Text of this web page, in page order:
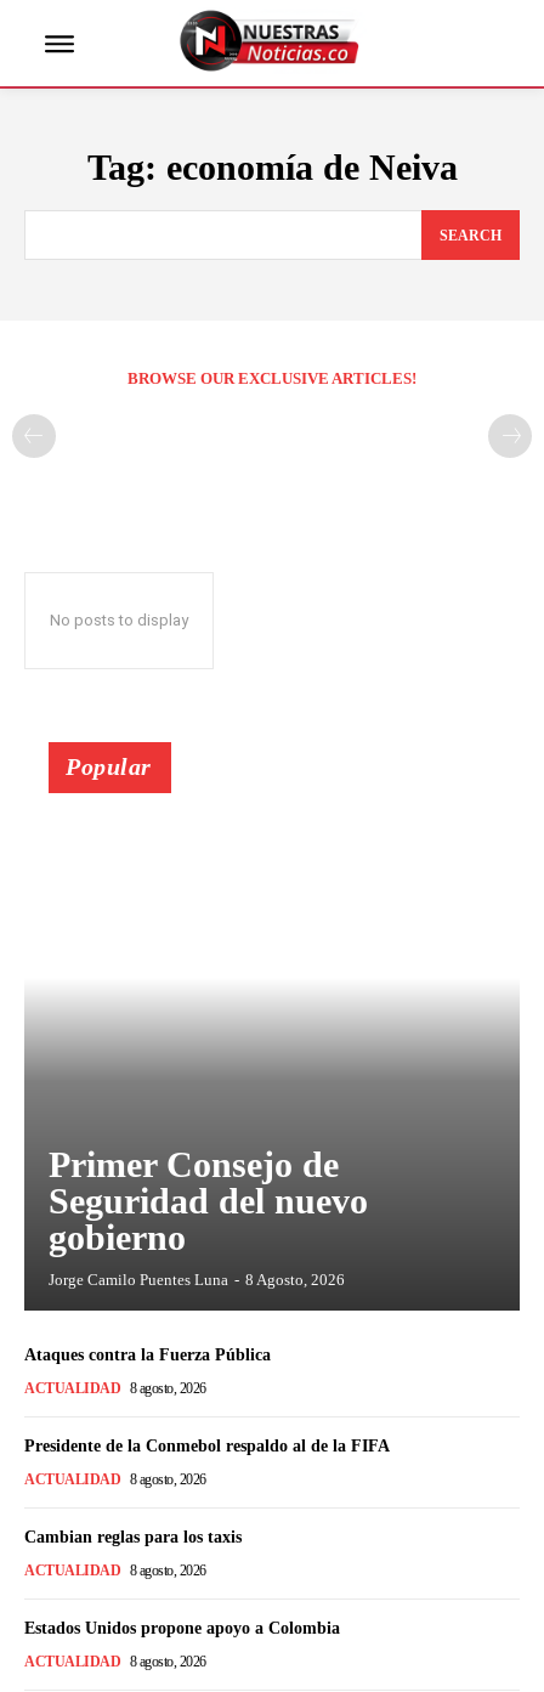
Tag: economía de Neiva
SEARCH
BROWSE OUR EXCLUSIVE ARTICLES!
No posts to display
Popular
Primer Consejo de
Seguridad del nuevo
gobierno
Jorge Camilo Puentes Luna - 8 Agosto, 2026
Ataques contra la Fuerza Pública
ACTUALIDAD 8 agosto, 2026
Presidente de la Conmebol respaldo al de la FIFA
ACTUALIDAD 8 agosto, 2026
Cambian reglas para los taxis
ACTUALIDAD 8 agosto, 2026
Estados Unidos propone apoyo a Colombia
ACTUALIDAD 8 agosto, 2026